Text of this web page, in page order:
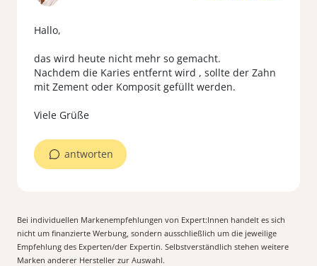
Hallo,
das wird heute nicht mehr so gemacht.
Nachdem die Karies entfernt wird , sollte der Zahn
mit Zement oder Komposit gefüllt werden.
Viele Grüße
antworten
Bei individuellen Markenempfehlungen von Expert:Innen handelt es sich
nicht um finanzierte Werbung, sondern ausschließlich um die jeweilige
Empfehlung des Experten/der Expertin. Selbstverständlich stehen weitere
Marken anderer Hersteller zur Auswahl.